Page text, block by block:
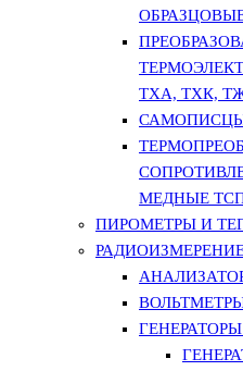
ТХА, ТХК,
МЕДНЫЕ
ПИРОМЕТРЫ И